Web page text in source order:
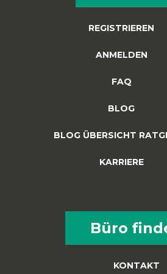
REGISTRIEREN
ANMELDEN
FAQ
BLOG
BLOG ÜBERSICHT
KARRIERE
Büro
KONTAKT